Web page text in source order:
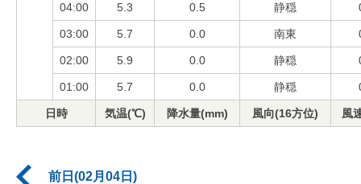
04:00 5.3 0.5 静穏
03:00 5.7 0.0 南東
02:00 5.9 0.0 静穏
01:00 5.7 0.0 静穏
日時 気温(℃) 降水量(mm) 風向(16方位) 風
前日(02月04日)